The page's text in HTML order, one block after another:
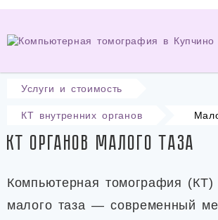
Услуги и стоимость
КТ внутренних органов
КТ органов малого таза
Компьютерная томография (КТ)
малого таза — современный